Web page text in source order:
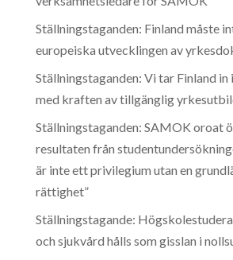
Ställningstaganden: Finland måste
europeiska utvecklingen av
Ställningstaganden: Vi tar Finland
med kraften av tillgänglig
Ställningstaganden: SAMOK oroat
resultaten från
är inte ett privilegium utan en
rättighet”
Ställningstagande:
och sjukvård hålls som gisslan i